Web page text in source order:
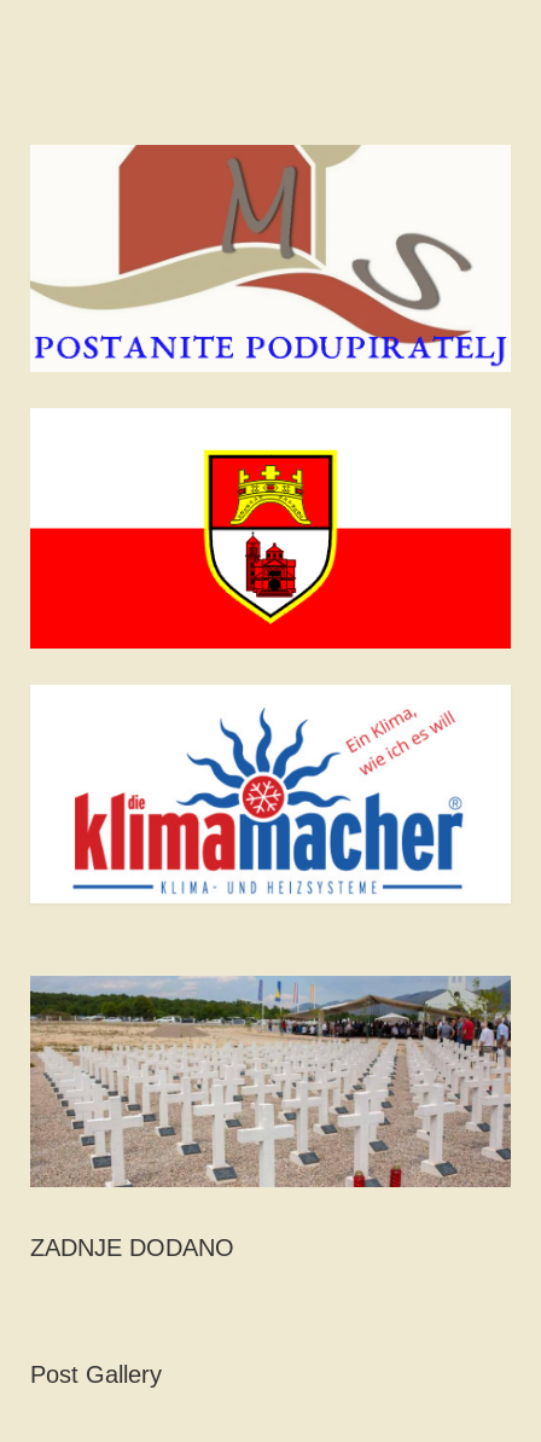
ZADNJE DODANO
Post Gallery